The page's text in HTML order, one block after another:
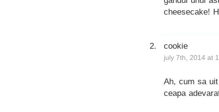
cheesecake!
cookie
july 7th, 2014 at
Ah, cum sa
ceapa